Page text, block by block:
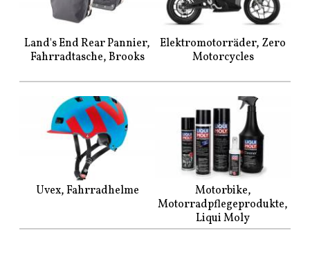
Land's End Rear Pannier,
Fahrradtasche, Brooks
Elektromotorräder, Zero
Motorcycles
Uvex, Fahrradhelme
Motorbike,
Motorradpflegeprodukte,
Liqui Moly